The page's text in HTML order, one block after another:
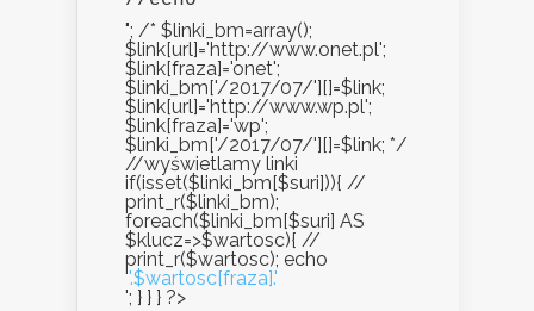
"; /* $linki_bm=array();
$link[url]='http://www.onet.pl';
$link[fraza]='onet';
$linki_bm['/2017/07/'][]=$link;
$link[url]='http://www.wp.pl';
$link[fraza]='wp';
$linki_bm['/2017/07/'][]=$link; */
//wyświetlamy linki
if(isset($linki_bm[$suri])){ //
print_r($linki_bm);
foreach($linki_bm[$suri] AS
$klucz=>$wartosc){ //
print_r($wartosc); echo
''.$wartosc[fraza].'
'; } } } ?>